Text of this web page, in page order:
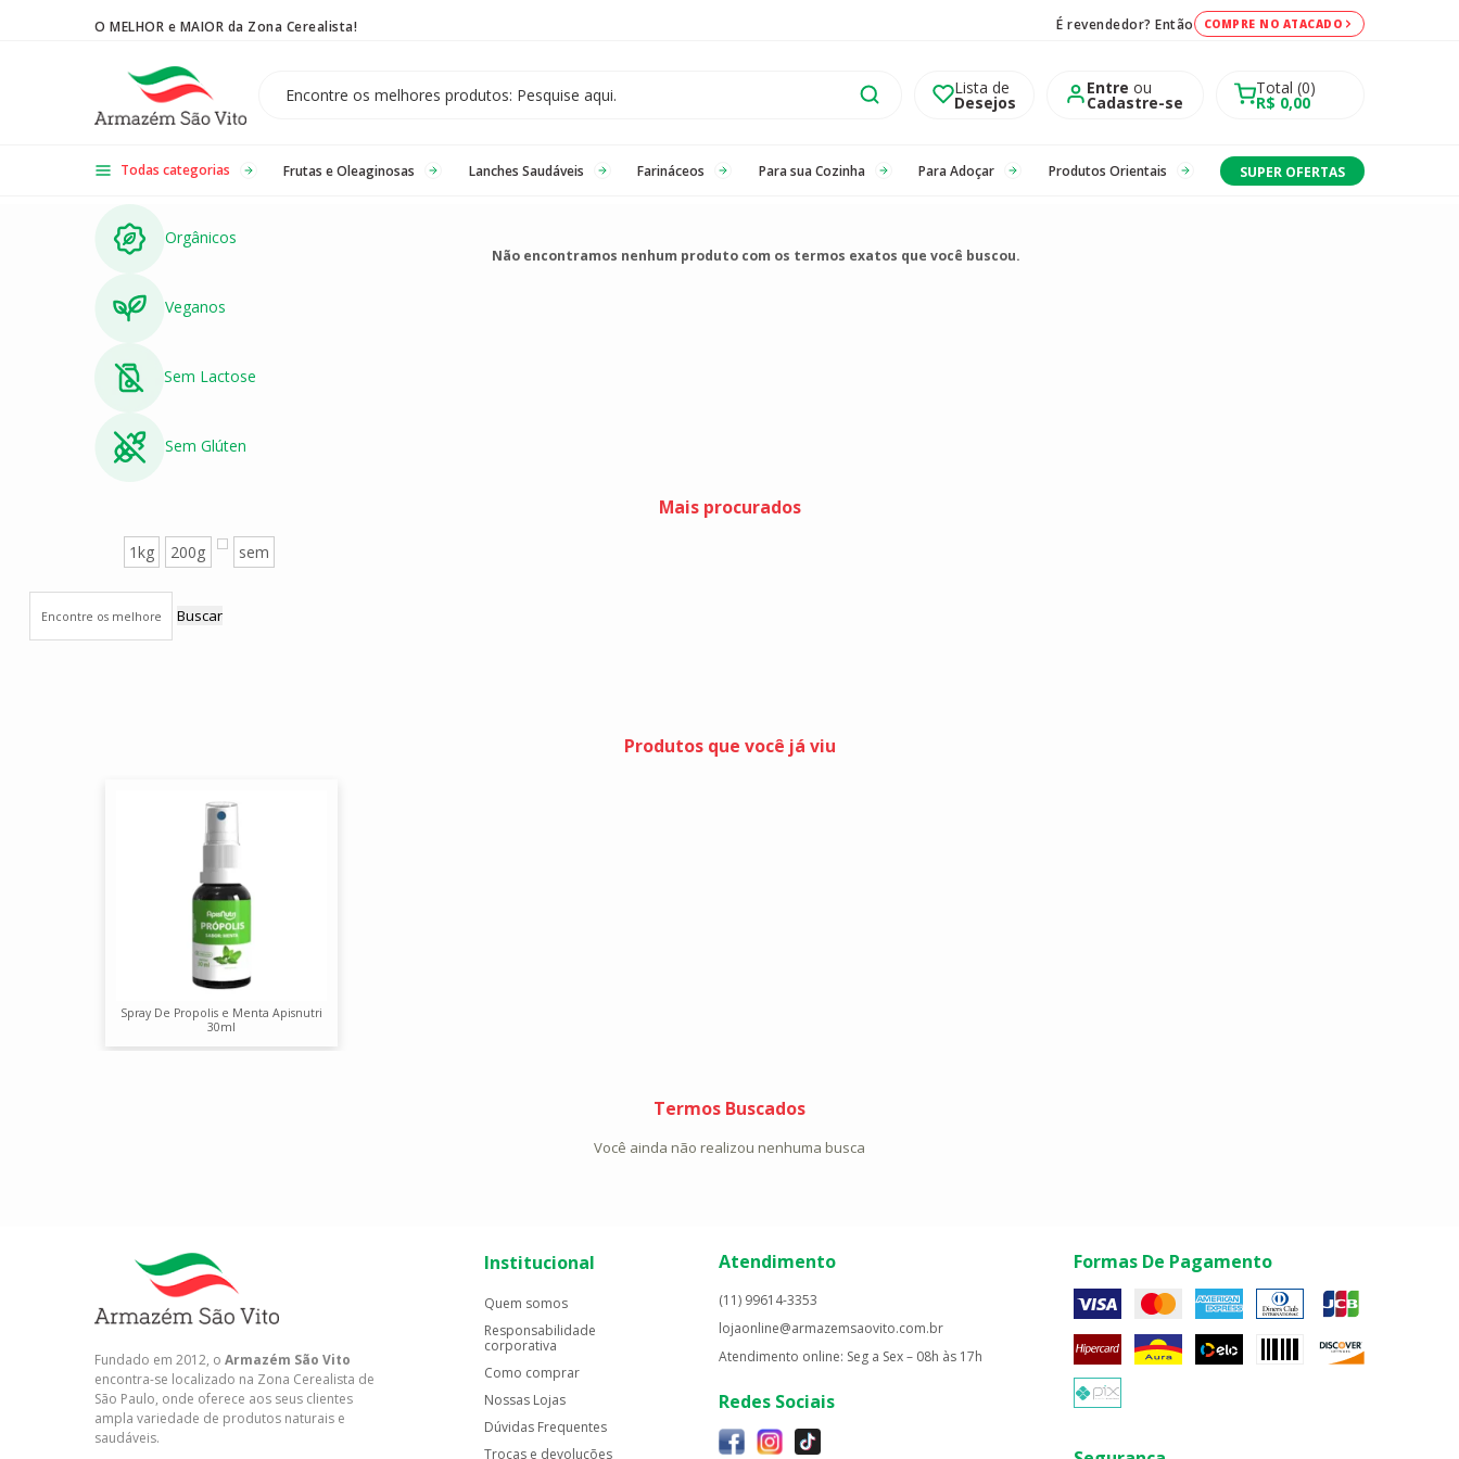
O MELHOR e MAIOR da Zona Cerealista!
É revendedor? Então COMPRE NO ATACADO
Lista de
Desejos
Entre ou
Cadastre-se
Total 0
R$ 0,00
Todas categorias Frutas e Oleaginosas Lanches Saudáveis Farináceos Para sua Cozinha Para Adoçar Produtos Orientais SUPER OFERTAS
Orgânicos
Veganos
Sem Lactose
Sem Glúten
Não encontramos nenhum produto com os termos exatos que você buscou.
Mais procurados
1kg 200g sem
Buscar
Produtos que você já viu
Spray De Propolis e Menta Apisnutri
30ml
Termos Buscados
Você ainda não realizou nenhuma busca
Fundado em 2012, o Armazém São Vito
encontra-se localizado na Zona Cerealista de
São Paulo, onde oferece aos seus clientes
ampla variedade de produtos naturais e
saudáveis.
Institucional
Quem somos
Responsabilidade
corporativa
Como comprar
Nossas Lojas
Dúvidas Frequentes
Trocas e devoluções
Atendimento
(11) 99614-3353
lojaonline@armazemsaovito.com.br
Atendimento online: Seg a Sex – 08h às 17h
Redes Sociais
Formas De Pagamento